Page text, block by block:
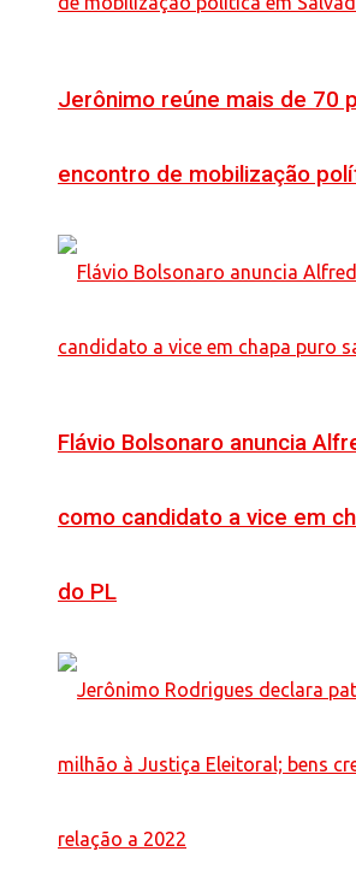
Jerônimo reúne mais de 70
encontro de mobilização
Flávio Bolsonaro anuncia
como candidato a vice em
do PL